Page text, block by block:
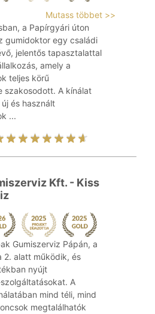
Mutass többet >>
a Papírgyári úton
gumidoktor egy családi
jelentős tapasztalattal
amely a
teljes körű
szakosodott. A kínálat
és használt
...
Kft. - Kiss
Gumiszerviz Pápán, a
2. alatt működik, és
nyújt
A
mind téli, mind
megtalálhatók